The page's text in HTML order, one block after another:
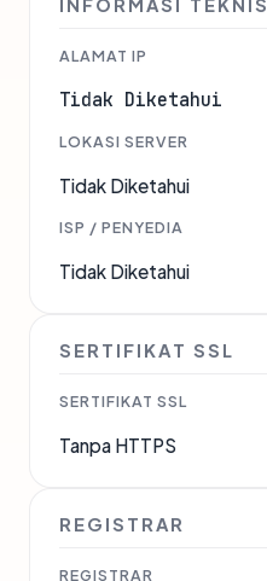
INFORMASI TEKNIS
ALAMAT IP
Tidak Diketahui
LOKASI SERVER
Tidak Diketahui
ISP / PENYEDIA
Tidak Diketahui
SERTIFIKAT SSL
SERTIFIKAT SSL
Tanpa HTTPS
REGISTRAR
REGISTRAR